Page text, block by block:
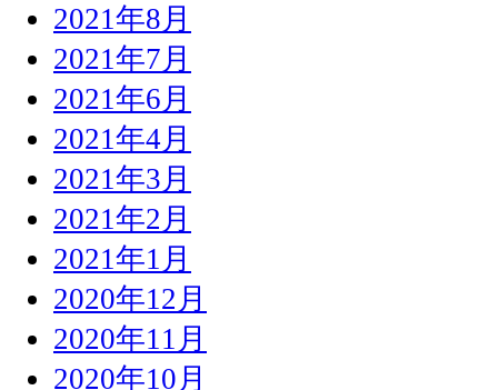
2021年8月
2021年7月
2021年6月
2021年4月
2021年3月
2021年2月
2021年1月
2020年12月
2020年11月
2020年10月